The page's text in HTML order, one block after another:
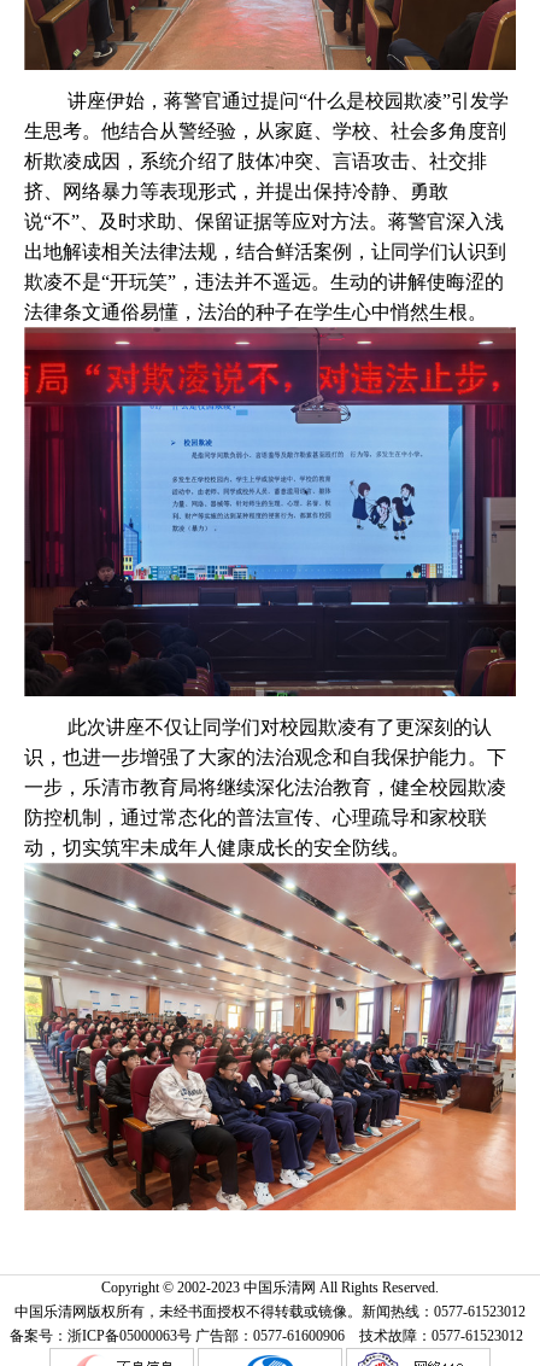
讲座伊始，蒋警官通过提问“什么是校园欺凌”引发学
生思考。他结合从警经验，从家庭、学校、社会多角度剖
析欺凌成因，系统介绍了肢体冲突、言语攻击、社交排
挤、网络暴力等表现形式，并提出保持冷静、勇敢
说“不”、及时求助、保留证据等应对方法。蒋警官深入浅
出地解读相关法律法规，结合鲜活案例，让同学们认识到
欺凌不是“开玩笑”，违法并不遥远。生动的讲解使晦涩的
法律条文通俗易懂，法治的种子在学生心中悄然生根。
此次讲座不仅让同学们对校园欺凌有了更深刻的认
识，也进一步增强了大家的法治观念和自我保护能力。下
一步，乐清市教育局将继续深化法治教育，健全校园欺凌
防控机制，通过常态化的普法宣传、心理疏导和家校联
动，切实筑牢未成年人健康成长的安全防线。
Copyright © 2002-2023 中国乐清网 All Rights Reserved.
中国乐清网版权所有，未经书面授权不得转载或镜像。新闻热线：0577-61523012
备案号：浙ICP备05000063号 广告部：0577-61600906 技术故障：0577-61523012